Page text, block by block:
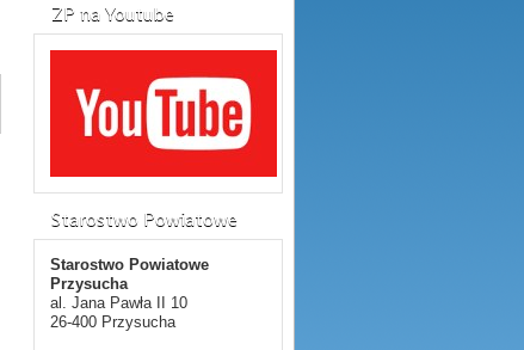
ZP na Youtube
Starostwo Powiatowe
Starostwo Powiatowe
Przysucha
al. Jana Pawła II 10
26-400 Przysucha